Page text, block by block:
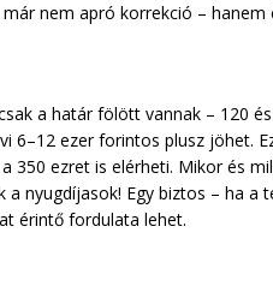
nem apró korrekció –
a határ fölött vannak – 120
6–12 ezer forintos plusz jöhet.
350 ezret is elérheti. Mikor és
nyugdíjasok! Egy biztos – ha a
érintő fordulata lehet.